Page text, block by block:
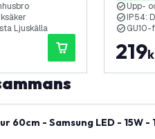
Ljuskälla
Upp-
IP54:
219
60cm - Samsung LED - 15W